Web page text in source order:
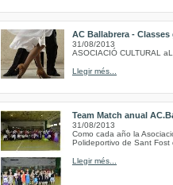
AC Ballabrera -
31/08/2013
ASOCIACIÓ CULTURAL
Llegir més...
Team Match anual
31/08/2013
Como cada año la
Polideportivo de Sant Fost
Llegir més...